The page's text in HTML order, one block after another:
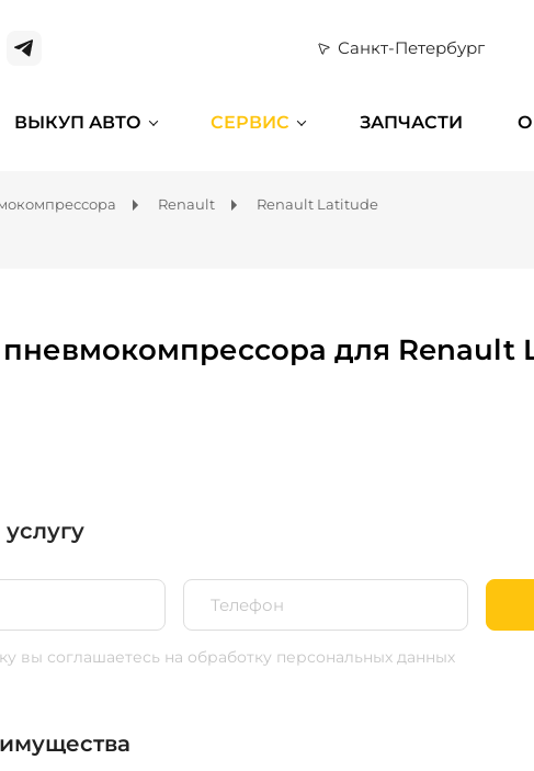
Санкт-Петербург
ВЫКУП АВТО СЕРВИС ЗАПЧАСТИ
Renault Renault Latitude
для Renault
вы соглашаетесь на обработку персональных данных